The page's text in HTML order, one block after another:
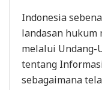
Indonesia
landasan
melalui Undang-
tentang
sebagaimana